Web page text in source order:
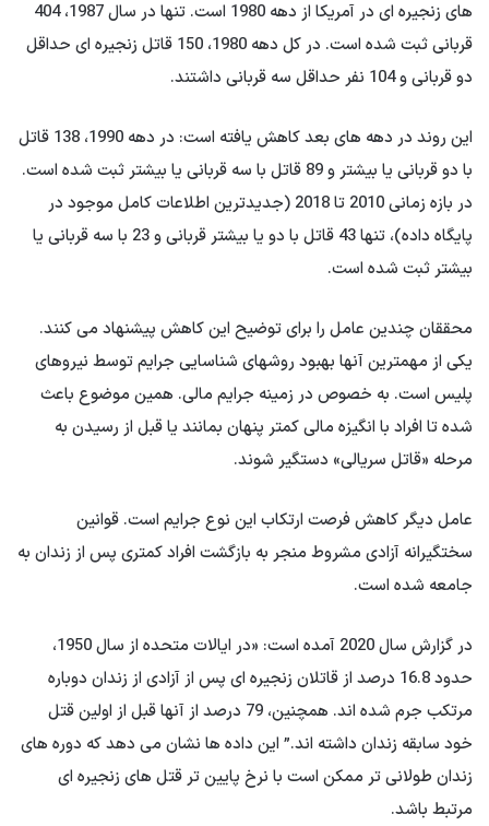
های زنجیره ای در آمریکا از دهه 1980 است. تنها در سال 1987، 404
قربانی ثبت شده است. در کل دهه 1980، 150 قاتل زنجیره ای حداقل
دو قربانی و 104 نفر حداقل سه قربانی داشتند.
این روند در دهه های بعد کاهش یافته است: در دهه 1990، 138 قاتل
با دو قربانی یا بیشتر و 89 قاتل با سه قربانی یا بیشتر ثبت شده است.
در بازه زمانی 2010 تا 2018 (جدیدترین اطلاعات کامل موجود در
پایگاه داده)، تنها 43 قاتل با دو یا بیشتر قربانی و 23 با سه قربانی یا
بیشتر ثبت شده است.
محققان چندین عامل را برای توضیح این کاهش پیشنهاد می کنند.
یکی از مهمترین آنها بهبود روشهای شناسایی جرایم توسط نیروهای
پلیس است. به خصوص در زمینه جرایم مالی. همین موضوع باعث
شده تا افراد با انگیزه مالی کمتر پنهان بمانند یا قبل از رسیدن به
مرحله «قاتل سریالی» دستگیر شوند.
عامل دیگر کاهش فرصت ارتکاب این نوع جرایم است. قوانین
سختگیرانه آزادی مشروط منجر به بازگشت افراد کمتری پس از زندان به
جامعه شده است.
در گزارش سال 2020 آمده است: «در ایالات متحده از سال 1950،
حدود 16.8 درصد از قاتلان زنجیره ای پس از آزادی از زندان دوباره
مرتکب جرم شده اند. همچنین، 79 درصد از آنها قبل از اولین قتل
خود سابقه زندان داشته اند.” این داده ها نشان می دهد که دوره های
زندان طولانی تر ممکن است با نرخ پایین تر قتل های زنجیره ای
مرتبط باشد.